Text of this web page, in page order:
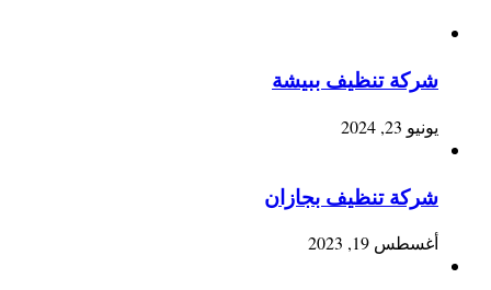
شركة تنظيف ببيشة
يونيو 23, 2024
شركة تنظيف بجازان
أغسطس 19, 2023